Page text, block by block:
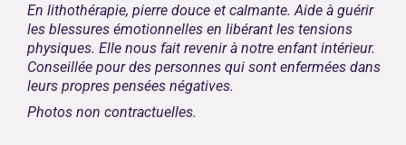
En lithothérapie, pierre douce et calmante. Aide à guérir
les blessures émotionnelles en libérant les tensions
physiques. Elle nous fait revenir à notre enfant intérieur.
Conseillée pour des personnes qui sont enfermées dans
leurs propres pensées négatives.
Photos non contractuelles.